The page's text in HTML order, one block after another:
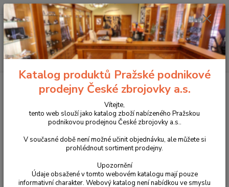
Menu
Hledat
+420 225 375 800
Mikina Helikon ALPHA TACTICAL coyote
Mikina Helikon ALPHA TACTICAL
coyote
Katalog produktů Pražské podnikové
prodejny České zbrojovky a.s.
Vítejte,
tento web slouží jako katalog zboží nabízeného Pražskou
podnikovou prodejnou České zbrojovky a.s..
V současné době není možné učinit objednávku, ale můžete si
prohlédnout sortiment prodejny.
Upozornění
Údaje obsažené v tomto webovém katalogu mají pouze
informativní charakter. Webový katalog není nabídkou ve smyslu